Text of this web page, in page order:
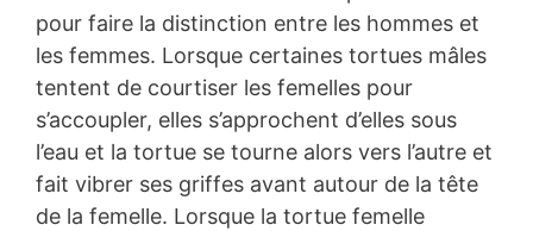
pour faire la distinction entre les hommes et
les femmes. Lorsque certaines tortues mâles
tentent de courtiser les femelles pour
s’accoupler, elles s’approchent d’elles sous
l’eau et la tortue se tourne alors vers l’autre et
fait vibrer ses griffes avant autour de la tête
de la femelle. Lorsque la tortue femelle